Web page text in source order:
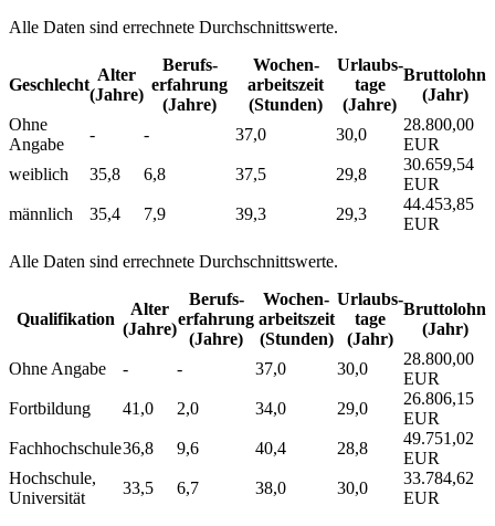
Alle Daten sind errechnete Durchschnittswerte.
Geschlecht
Alter
(Jahre)
Berufs­
erfahrung
(Jahre)
Wochen­
arbeitszeit
(Stunden)
Urlaubs­
tage
(Jahre)
Bruttolohn
(Jahr)
Ohne
Angabe
- - 37,0 30,0
28.800,00
EUR
weiblich
35,8 6,8 37,5 29,8
30.659,54
EUR
männlich
35,4 7,9 39,3 29,3
44.453,85
EUR
Alle Daten sind errechnete Durchschnittswerte.
Qualifikation
Alter
(Jahre)
Berufs­
erfahrung
(Jahre)
Wochen­
arbeitszeit
(Stunden)
Urlaubs­
tage
(Jahr)
Bruttolohn
(Jahr)
Ohne Angabe - - 37,0 30,0
28.800,00
EUR
Fortbildung
41,0 2,0 34,0 29,0
26.806,15
EUR
Fachhochschule36,8 9,6 40,4 28,8
49.751,02
EUR
Hochschule,
Universität
33,5 6,7 38,0 30,0
33.784,62
EUR